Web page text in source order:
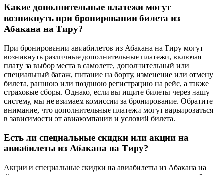
Какие дополнительные платежи могут
возникнуть при бронировании билета из
Абакана на Тиру?
При бронировании авиабилетов из Абакана на Тиру могут
возникнуть различные дополнительные платежи, включая
плату за выбор места в самолете, дополнительный или
специальный багаж, питание на борту, изменение или отмену
билета, раннюю или позднюю регистрацию на рейс, а также
страховые сборы. Однако, если вы ищите билеты через нашу
систему, мы не взимаем комиссии за бронирование. Обратите
внимание, что дополнительные платежи могут варьироваться
в зависимости от авиакомпании и условий билета.
Есть ли специальные скидки или акции на
авиабилеты из Абакана на Тиру?
Акции и специальные скидки на авиабилеты из Абакана на